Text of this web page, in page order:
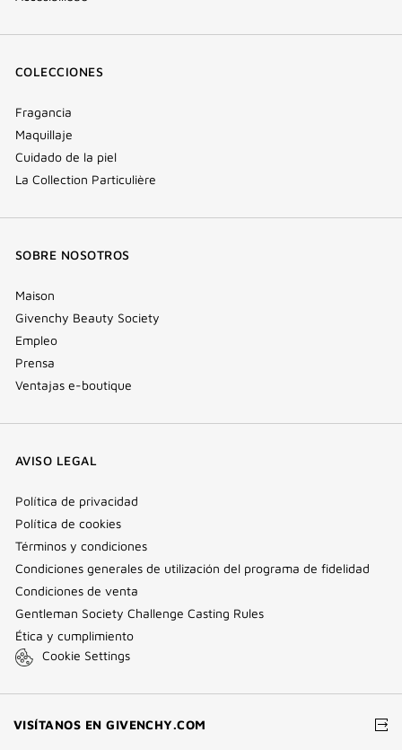
COLECCIONES
Fragancia
Maquillaje
Cuidado de la piel
La Collection Particulière
SOBRE NOSOTROS
Maison
Givenchy Beauty Society
Empleo
Prensa
Ventajas e-boutique
AVISO LEGAL
Política de privacidad
Política de cookies
Términos y condiciones
Condiciones generales de utilización del programa de fidelidad
Condiciones de venta
Gentleman Society Challenge Casting Rules
Ética y cumplimiento
Cookie Settings
VISÍTANOS EN GIVENCHY.COM